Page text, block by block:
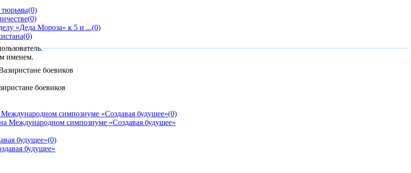
тюрьмы(0)
(0)
«Деда Мороза» к 5 и ...(0)
(0)
именем.
боевиков
симпозиуме «Создавая будущее»(0)
будущее»(0)